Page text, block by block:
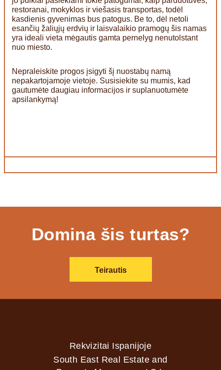
restoranai, mokyklos ir viešasis transportas, todėl
kasdienis gyvenimas bus patogus. Be to, dėl netoli
esančių žaliųjų erdvių ir laisvalaikio pramogų šis namas
yra ideali vieta mėgautis gamta pernelyg nenutolstant
nuo miesto.
Nepraleiskite progos įsigyti šį nuostabų namą
nepakartojamoje vietoje. Susisiekite su mumis, kad
gautumėte daugiau informacijos ir suplanuotumėte
apsilankymą!
Domina šis turtas?
Teirautis
Rekvizitai Ispanijoje
South East Real Estate and